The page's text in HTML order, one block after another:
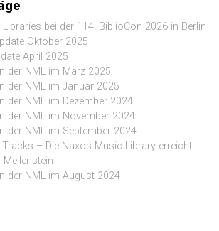
Libraries bei der 114. BiblioCon 2026 in Berlin
Oktober 2025
April 2025
der NML im März 2025
der NML im Januar 2025
der NML im Dezember 2024
der NML im November 2024
der NML im September 2024
Tracks – Die Naxos Music Library erreicht
der NML im August 2024